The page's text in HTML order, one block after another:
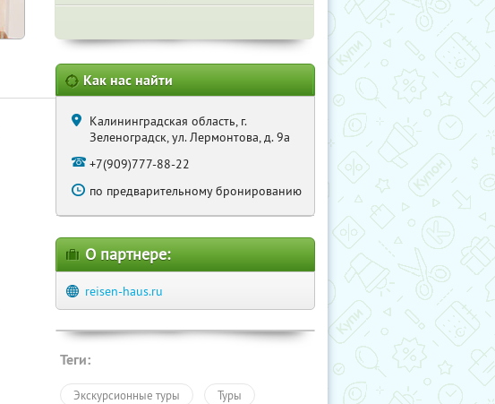
Как нас найти
Калининградская область, г.
Зеленоградск, ул. Лермонтова, д. 9а
+7(909)777-88-22
по предварительному бронированию
О партнере:
reisen-haus.ru
Теги:
Экскурсионные туры Туры